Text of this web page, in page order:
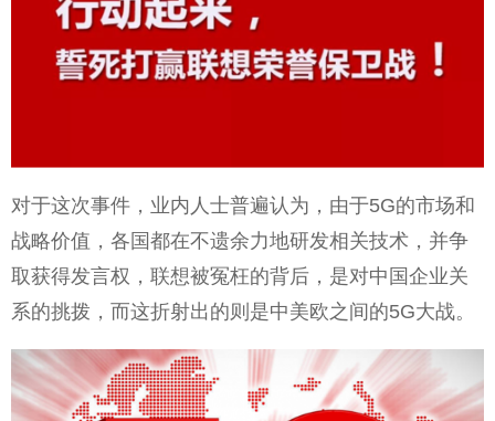
对于这次事件，业内人士普遍认为，由于5G的市场和
战略价值，各国都在不遗余力地研发相关技术，并争
取获得发言权，联想被冤枉的背后，是对中国企业关
系的挑拨，而这折射出的则是中美欧之间的5G大战。